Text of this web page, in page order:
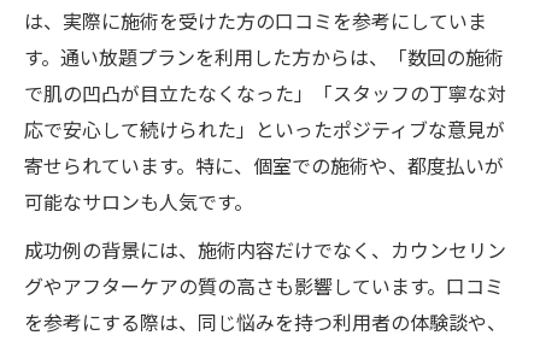
は、実際に施術を受けた方の口コミを参考にしていま
す。通い放題プランを利用した方からは、「数回の施術
で肌の凹凸が目立たなくなった」「スタッフの丁寧な対
応で安心して続けられた」といったポジティブな意見が
寄せられています。特に、個室での施術や、都度払いが
可能なサロンも人気です。
成功例の背景には、施術内容だけでなく、カウンセリン
グやアフターケアの質の高さも影響しています。口コミ
を参考にする際は、同じ悩みを持つ利用者の体験談や、